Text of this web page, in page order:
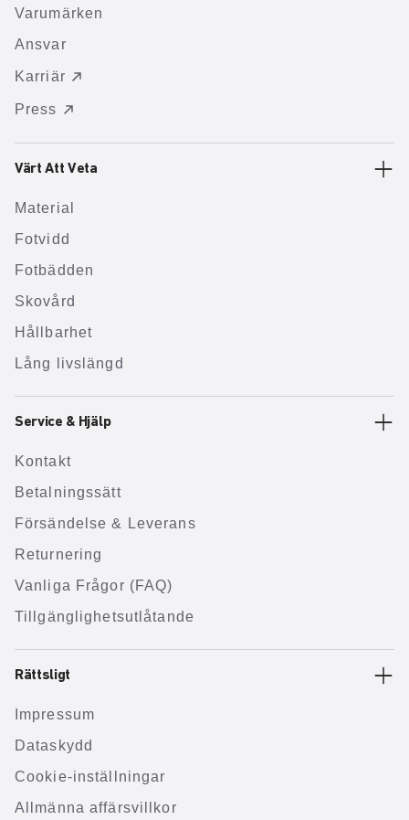
Varumärken
Ansvar
Karriär
Press
Värt Att Veta
Material
Fotvidd
Fotbädden
Skovård
Hållbarhet
Lång livslängd
Service & Hjälp
Kontakt
Betalningssätt
Försändelse & Leverans
Returnering
Vanliga Frågor (FAQ)
Tillgänglighetsutlåtande
Rättsligt
Impressum
Dataskydd
Cookie-inställningar
Allmänna affärsvillkor